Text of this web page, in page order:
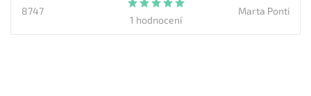
8747
1 hodnocení
Marta Ponti